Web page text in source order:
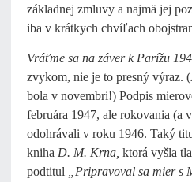
základnej zmluvy a najmä jej
iba v krátkych chvíľach
Vráťme sa na záver k Parížu
zvykom, nie je to presný výraz.
bola v novembri!) Podpis
februára 1947, ale rokovania (a
odohrávali v roku 1946. Taký
kniha D. M. Krna, ktorá vyšla
podtitul
„Pripravoval sa mier s